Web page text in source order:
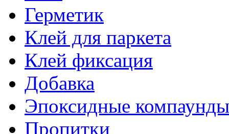
Герметик
Клей для паркета
Клей фиксация
Добавка
Эпоксидные компаунды
Пропитки